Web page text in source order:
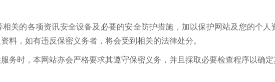
关的各项资讯安全设备及必要的安全防护措施，加以保护网站及您的个人
料，如有违反保密义务者，将会受到相关的法律处分。
务时，本网站亦会严格要求其遵守保密义务，并且採取必要检查程序以确定